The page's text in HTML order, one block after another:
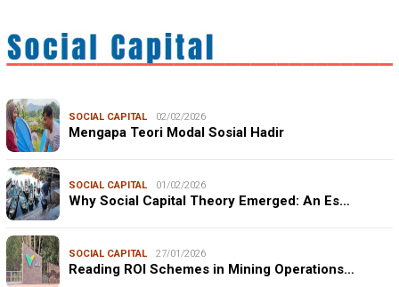
SOCIAL CAPITAL 02/02/2026
Mengapa Teori Modal Sosial Hadir
SOCIAL CAPITAL 01/02/2026
Why Social Capital Theory Emerged: An Es…
SOCIAL CAPITAL 27/01/2026
Reading ROI Schemes in Mining Operations…